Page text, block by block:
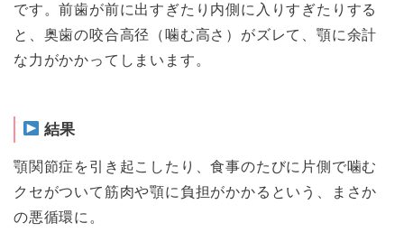
です。前歯が前に出すぎたり内側に入りすぎたりする
と、奥歯の咬合高径（噛む高さ）がズレて、顎に余計
な力がかかってしまいます。
結果
顎関節症を引き起こしたり、食事のたびに片側で噛む
クセがついて筋肉や顎に負担がかかるという、まさか
の悪循環に。